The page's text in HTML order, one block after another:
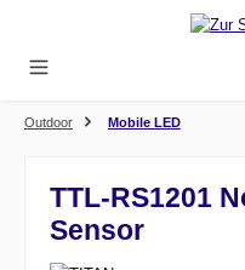
Zum Hauptinhalt springen
Outdoor Mobile LED
TTL-RS1201
Sensor